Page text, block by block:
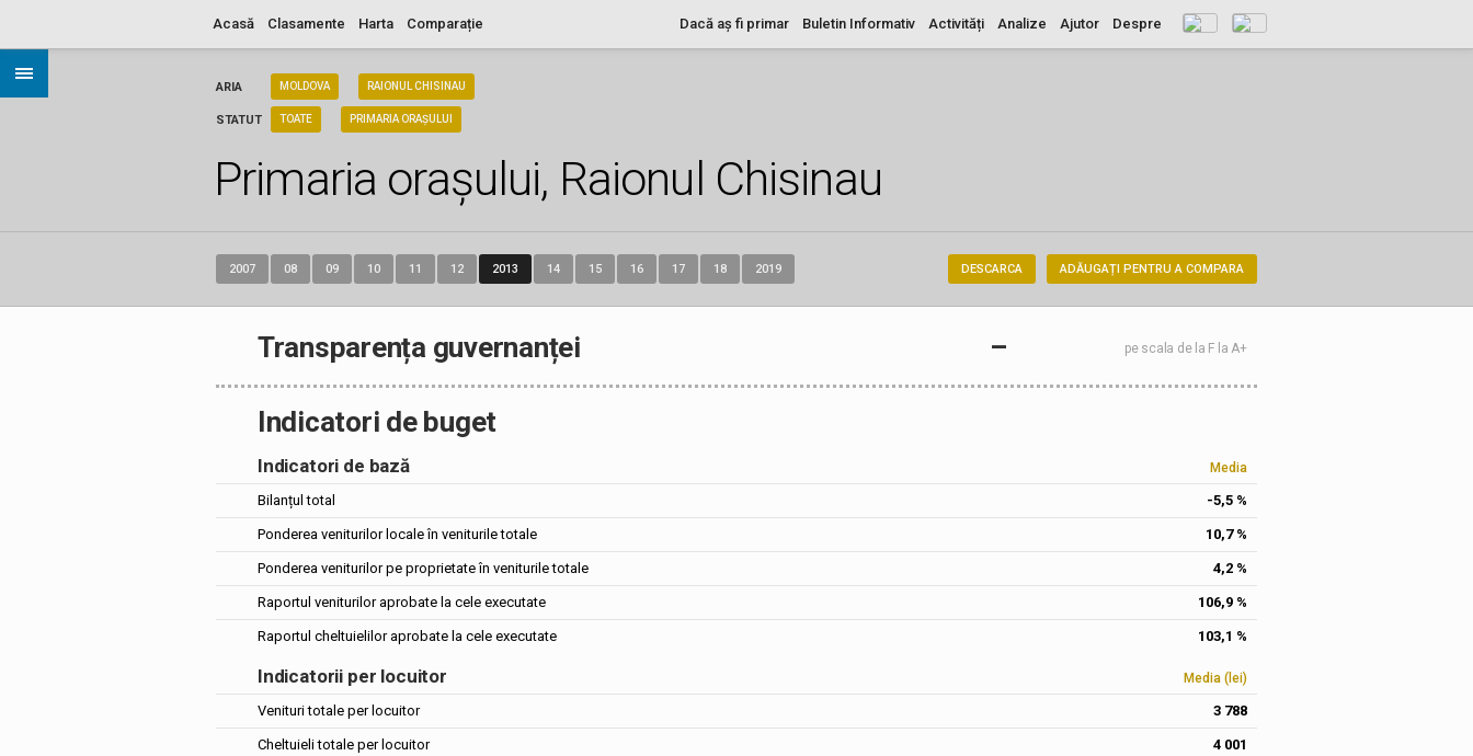
Acasă Despre
Clasamente Ajutor
Analize
Harta Activități
Buletin Informativ
Comparație Dacă aș fi primar
ARIA
STATUT
MOLDOVA RAIONUL CHISINAU
TOATE PRIMARIA ORAȘULUI
Primaria orașului, Raionul Chisinau
2007 08 09 10 11 12 2013 14 15 16 17 18 2019 ADĂUGAȚI PENTRU A COMPARA
DESCARCA
Transparența guvernanței – pe scala de la F la A+
Indicatori de buget
Indicatori de bază Media
Bilanțul total -5,5 %
Ponderea veniturilor locale în veniturile totale 10,7 %
Ponderea veniturilor pe proprietate în veniturile totale 4,2 %
Raportul veniturilor aprobate la cele executate 106,9 %
Raportul cheltuielilor aprobate la cele executate 103,1 %
Indicatorii per locuitor Media (lei)
Venituri totale per locuitor 3 788
Cheltuieli totale per locuitor 4 001